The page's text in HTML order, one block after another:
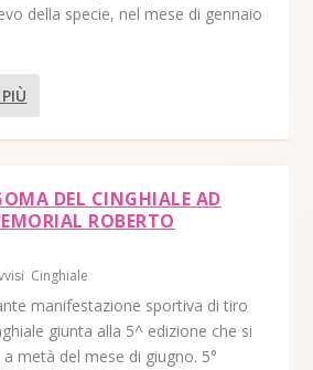
della specie, nel mese di gennaio
DEL CINGHIALE AD
ROBERTO
Cinghiale
manifestazione sportiva di tiro
giunta alla 5^ edizione che si
metà del mese di giugno. 5°